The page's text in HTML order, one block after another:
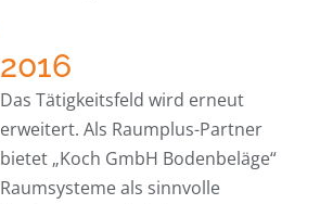
2016
Das Tätigkeitsfeld wird erneut
erweitert. Als Raumplus-Partner
bietet „Koch GmbH Bodenbeläge“
Raumsysteme als sinnvolle